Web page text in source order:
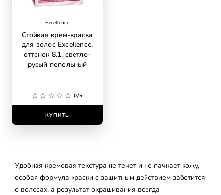
Excellence
Стойкая крем-краска
для волос Excellence,
оттенок 8.1, светло-
русый пепельный
0/5
КУПИТЬ
Удобная кремовая текстура не течет и не пачкает кожу,
особая формула краски с защитным действием заботится
о волосах, а результат окрашивания всегда